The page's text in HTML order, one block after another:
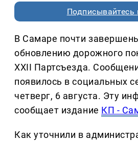
Подписывайтесь
В Самаре почти
обновлению дорожного
XXII Партсъезда.
появилось в социальных
четверг, 6 августа. Эту
сообщает издание КП -
Как уточнили в